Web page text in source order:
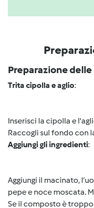
Preparazione
Trita cipolla e aglio:
Inserisci la cipolla e
Raccogli sul fondo con
Aggiungi gli ingredienti:
Aggiungi il macinato,
pepe e noce moscata.
Se il composto è